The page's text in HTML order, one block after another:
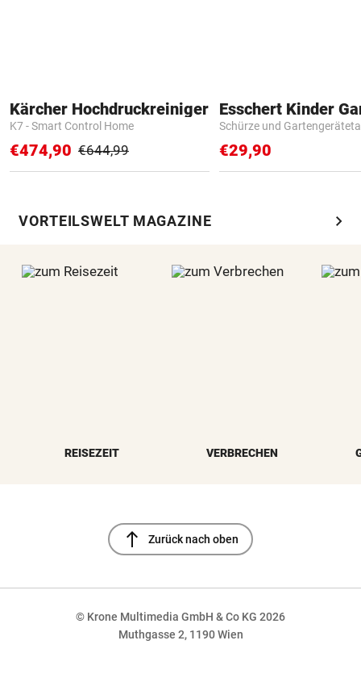
Kärcher Hochdruckreiniger
K7 - Smart Control Home
€474,90 €644,99
Schürze und
€29,90
VORTEILSWELT MAGAZINE chevron_right
REISEZEIT VERBRECHEN
north Zurück nach oben
© Krone Multimedia GmbH & Co KG 2026
Muthgasse 2, 1190 Wien